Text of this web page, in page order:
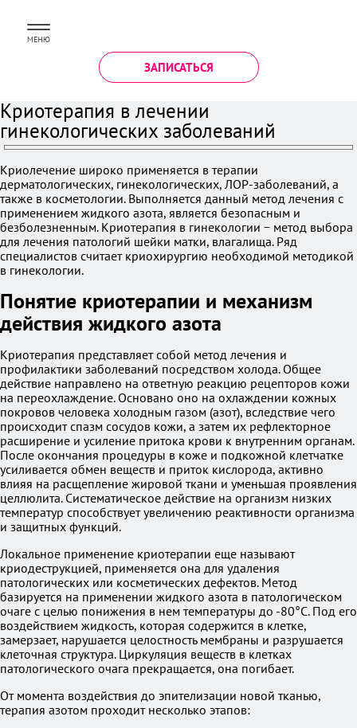
МЕНЮ
ЗАПИСАТЬСЯ
Криотерапия в лечении
гинекологических заболеваний
Криолечение широко применяется в терапии
дерматологических, гинекологических, ЛОР-заболеваний, а
также в косметологии. Выполняется данный метод лечения с
применением жидкого азота, является безопасным и
безболезненным. Криотерапия в гинекологии − метод выбора
для лечения патологий шейки матки, влагалища. Ряд
специалистов считает криохирургию необходимой методикой
в гинекологии.
Понятие криотерапии и механизм
действия жидкого азота
Криотерапия представляет собой метод лечения и
профилактики заболеваний посредством холода. Общее
действие направлено на ответную реакцию рецепторов кожи
на переохлаждение. Основано оно на охлаждении кожных
покровов человека холодным газом (азот), вследствие чего
происходит спазм сосудов кожи, а затем их рефлекторное
расширение и усиление притока крови к внутренним органам.
После окончания процедуры в коже и подкожной клетчатке
усиливается обмен веществ и приток кислорода, активно
влияя на расщепление жировой ткани и уменьшая проявления
целлюлита. Систематическое действие на организм низких
температур способствует увеличению реактивности организма
и защитных функций.
Локальное применение криотерапии еще называют
криодеструкцией, применяется она для удаления
патологических или косметических дефектов. Метод
базируется на применении жидкого азота в патологическом
очаге с целью понижения в нем температуры до -80°С. Под его
воздействием жидкость, которая содержится в клетке,
замерзает, нарушается целостность мембраны и разрушается
клеточная структура. Циркуляция веществ в клетках
патологического очага прекращается, она погибает.
От момента воздействия до эпителизации новой тканью,
терапия азотом проходит несколько этапов: